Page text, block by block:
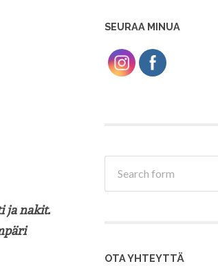
ja nakit.
SEURAA MINUA
OTA YHTEYTTÄ